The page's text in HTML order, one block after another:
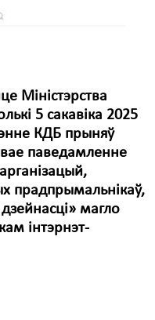
Міністэрства
5 сакавіка 2025
КДБ прыняў
паведамленне
прадпрымальнікаў,
магло
інтэрнэт-